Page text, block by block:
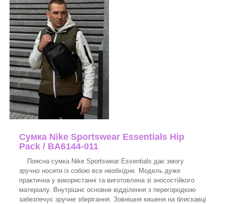
Сумка Nike Sportswear Essentials Hip
Pack / BA6144-011
Поясна сумка Nike Sportswear Essentials дає змогу
зручно носити із собою все необхідне. Модель дуже
практична у використанні та виготовлена зі зносостійкого
матеріалу. Внутрішнє основне відділення з перегородкою
забезпечує зручне зберігання. Зовнішня кишеня на блискавці